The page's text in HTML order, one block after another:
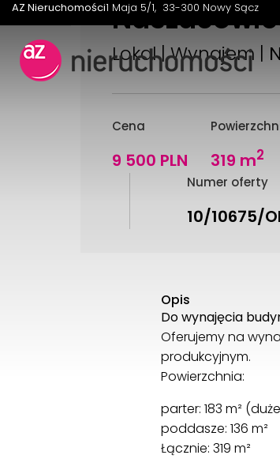
AZ Nieruchomości1 Maja 5/1 33-300 Nowy Sącz
Lokal | Wynajem |
Cena
9 500 PLN 319 m2
Numer oferty
10/10675/
Opis
Do wynajęcia
Oferujemy na
produkcyjnym.
Powierzchnia:
parter: 183 m²
poddasze: 136 m²
Łącznie: 319 m²